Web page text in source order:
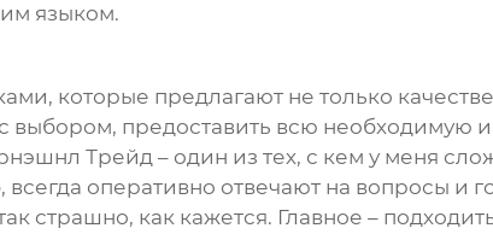
языком.
которые предлагают не только
с выбором, предоставить всю
Трейд – один из тех, с кем у меня
, всегда оперативно отвечают на вопросы
страшно, как кажется. Главное –